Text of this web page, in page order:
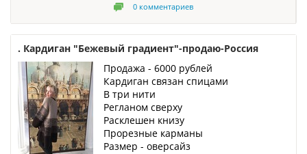
0 комментариев
. Кардиган "Бежевый градиент"-продаю-Россия
Продажа - 6000 рублей
Кардиган связан спицами
В три нити
Регланом сверху
Расклешен книзу
Прорезные карманы
Размер - оверсайз